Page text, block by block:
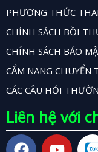
PHƯƠNG THỨC
CHÍNH SÁCH BỒI
CHÍNH SÁCH BẢO
CẨM NANG CHUYỂN
CÁC CÂU HỎI
Liên hệ với
F
Y